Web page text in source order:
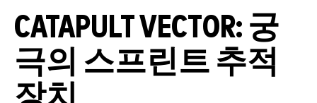
CATAPULT VECTOR: 궁
극의 스프린트 추적